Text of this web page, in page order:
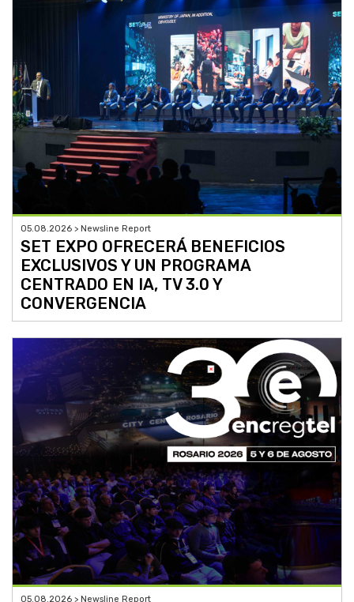
05.08.2026 > Newsline Report
SET EXPO OFRECERÁ BENEFICIOS
EXCLUSIVOS Y UN PROGRAMA
CENTRADO EN IA, TV 3.0 Y
CONVERGENCIA
05.08.2026 > Newsline Report